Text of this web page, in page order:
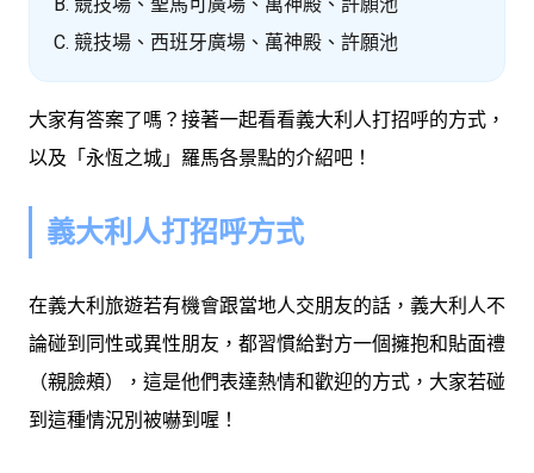
C. 競技場、西班牙廣場、萬神殿、許願池
大家有答案了嗎？接著一起看看義大利人打招呼的方式，
以及「永恆之城」羅馬各景點的介紹吧！
義大利人打招呼方式
在義大利旅遊若有機會跟當地人交朋友的話，義大利人不
論碰到同性或異性朋友，都習慣給對方一個擁抱和貼面禮
（親臉頰），這是他們表達熱情和歡迎的方式，大家若碰
到這種情況別被嚇到喔！